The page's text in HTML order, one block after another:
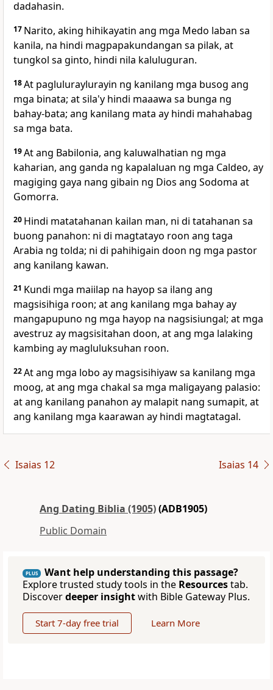
dadahasin.
17 Narito, aking hihikayatin ang mga Medo laban sa
kanila, na hindi magpapakundangan sa pilak, at
tungkol sa ginto, hindi nila kaluluguran.
18At pagluluraylurayin ng kanilang mga busog ang
mga binata; at sila'y hindi maaawa sa bunga ng
bahay-bata; ang kanilang mata ay hindi mahahabag
sa mga bata.
19At ang Babilonia, ang kaluwalhatian ng mga
kaharian, ang ganda ng kapalaluan ng mga Caldeo, ay
magiging gaya nang gibain ng Dios ang Sodoma at
Gomorra.
20 Hindi matatahanan kailan man, ni di tatahanan sa
buong panahon: ni di magtatayo roon ang taga
Arabia ng tolda; ni di pahihigain doon ng mga pastor
ang kanilang kawan.
21 Kundi mga maiilap na hayop sa ilang ang
magsisihiga roon; at ang kanilang mga bahay ay
mangapupuno ng mga hayop na nagsisiungal; at mga
avestruz ay magsisitahan doon, at ang mga lalaking
kambing ay magluluksuhan roon.
22At ang mga lobo ay magsisihiyaw sa kanilang mga
moog, at ang mga chakal sa mga maligayang palasio:
at ang kanilang panahon ay malapit nang sumapit, at
ang kanilang mga kaarawan ay hindi magtatagal.
Isaias 12 Isaias 14
Ang Dating Biblia (1905)(ADB1905)
Public Domain
PLUS
Want help understanding this passage?
Explore trusted study tools in the Resourcestab.
Discoverdeeper insightwith Bible Gateway Plus.
Start 7-day free trial Learn More